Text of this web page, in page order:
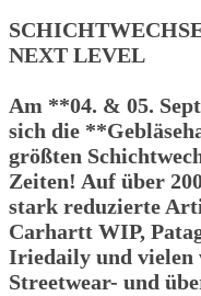
NEXT LEVEL
Am **04. & 05.
sich die
größten
Zeiten! Auf über
stark reduzierte
Carhartt WIP,
Iriedaily und vielen
Streetwear- und